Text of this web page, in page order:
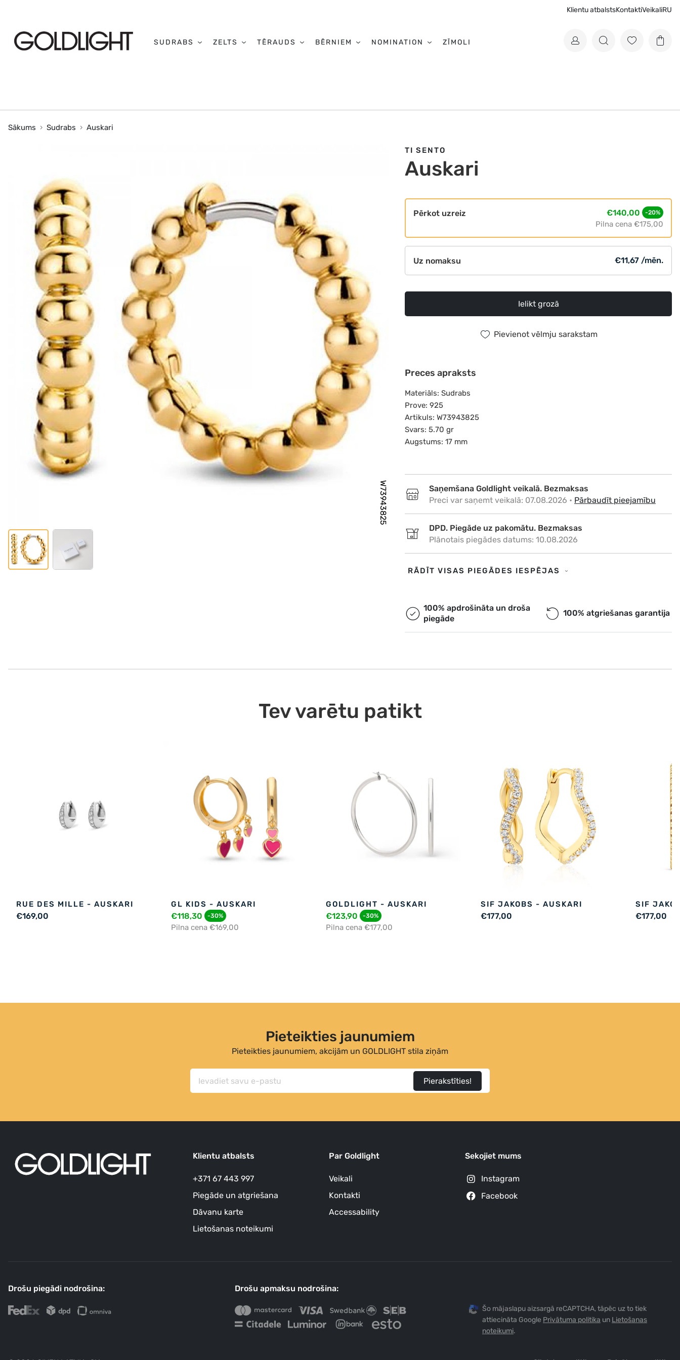
Klientu atbalstsKontaktiVeikaliRU
SUDRABS ZELTS TĒRAUDS BĒRNIEM NOMINATION ZĪMOLI
Sākums Sudrabs Auskari
W73943825
TI SENTO
Auskari
Pērkot uzreiz €140,00 -20%
Pilna cena €175,00
Uz nomaksu €11,67 /mēn.
Ielikt grozā
Pievienot vēlmju sarakstam
Preces apraksts
Materiāls: Sudrabs
Prove: 925
Artikuls: W73943825
Svars: 5.70 gr
Augstums: 17 mm
Saņemšana Goldlight veikalā. Bezmaksas
Preci var saņemt veikalā: 07.08.2026 • Pārbaudīt pieejamību
DPD. Piegāde uz pakomātu. Bezmaksas
Plānotais piegādes datums: 10.08.2026
DPD. Piegāde uz adresi. €6,50
Omniva. Piegāde uz pakomātu. Bezmaksas
Plānotais piegādes datums: 10.08.2026
07.08.2026
RĀDĪT VISAS PIEGĀDES IESPĒJAS
100% apdrošināta un droša
piegāde
100% atgriešanas garantija
Tev varētu patikt
RUE DES MILLE - AUSKARI
€169,00
GL KIDS - AUSKARI
€118,30 -30%
Pilna cena €169,00
GOLDLIGHT - AUSKARI
€123,90 -30%
Pilna cena €177,00
SIF JAKOBS - AUSKARI
€177,00
SIF
€177,00
Pieteikties jaunumiem
Pieteikties jaunumiem, akcijām un GOLDLIGHT stila ziņām
Pierakstīties!
Klientu atbalsts
+371 67 443 997
Piegāde un atgriešana
Dāvanu karte
Lietošanas noteikumi
Par Goldlight
Veikali
Kontakti
Accessability
Sekojiet mums
Instagram
Facebook
Drošu piegādi nodrošina: Drošu apmaksu nodrošina:
Šo mājaslapu aizsargā reCAPTCHA, tāpēc uz to tiek
attiecināta Google Privātuma politika un Lietošanas
noteikumi.